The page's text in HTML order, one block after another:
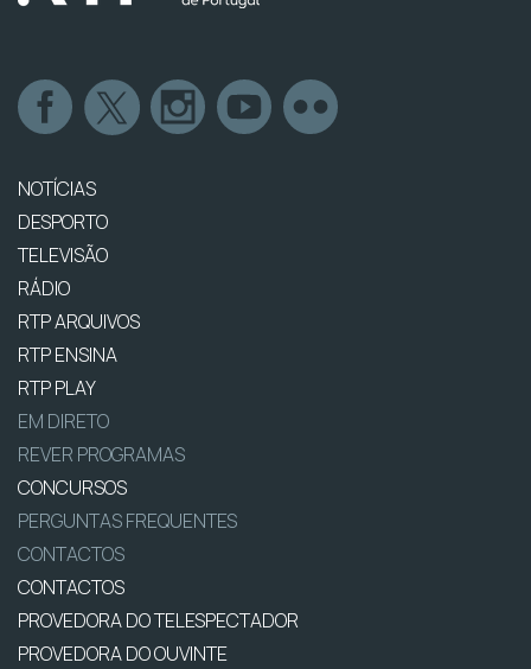
NOTÍCIAS
DESPORTO
TELEVISÃO
RÁDIO
RTP ARQUIVOS
RTP ENSINA
RTP PLAY
EM DIRETO
REVER PROGRAMAS
CONCURSOS
PERGUNTAS FREQUENTES
CONTACTOS
CONTACTOS
PROVEDORA DO TELESPECTADOR
PROVEDORA DO OUVINTE